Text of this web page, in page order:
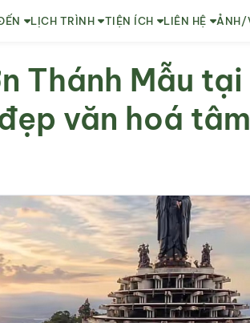
LỊCH TRÌNH TIỆN ÍCH LIÊN HỆ ẢNH/
Thánh Mẫu tại
văn hoá tâm